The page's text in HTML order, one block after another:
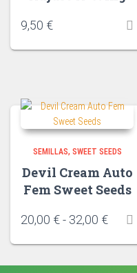
9,50 €
SEMILLAS SWEET SEEDS
Devil Cream Auto
Fem Sweet Seeds
20,00 €- 32,00 €